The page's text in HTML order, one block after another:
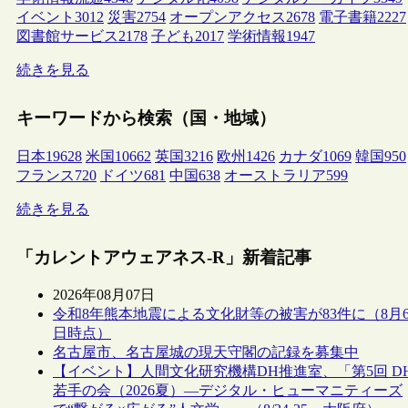
イベント 3012 災害2754 オープンアクセス2678 電子書籍2227
図書館サービス2178 子ども2017 学術情報1947
続きを見る
キーワードから検索（国・地域）
日本19628 米国 10662 英国3216 欧州 1426 カナダ1069 韓国950
フランス720 ドイツ681 中国638 オーストラリア599
続きを見る
「カレントアウェアネス-R」新着記事
2026年08月07日
令和8年熊本地震による文化財等の被害が83件に（8月
日時点）
名古屋市、名古屋城の現天守閣の記録を募集中
【イベント】人間文化研究機構DH推進室、「第5回
若手の会（2026夏）―デジタル・ヒューマニティーズ